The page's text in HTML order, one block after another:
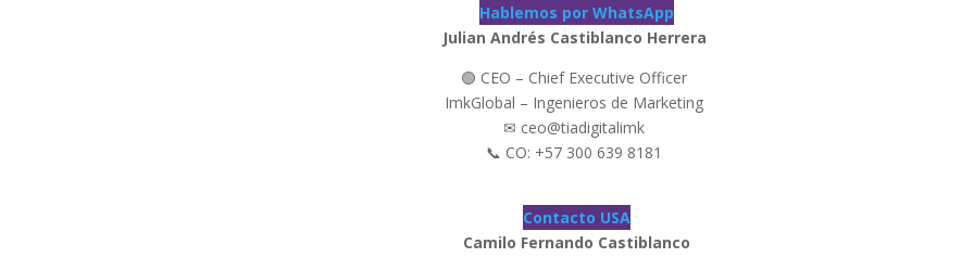
Hablemos por WhatsApp
Julian Andrés Castiblanco Herrera
🟢 CEO – Chief Executive Officer
ImkGlobal – Ingenieros de Marketing
✉ ceo@tiadigitalimk
📞 CO: +57 300 639 8181
Contacto USA
Camilo Fernando Castiblanco